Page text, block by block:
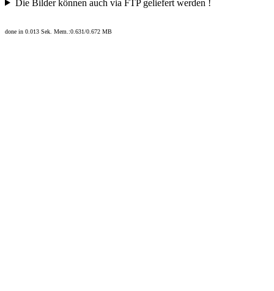
Die Bilder können auch via FTP geliefert werden !
done in 0.013 Sek. Mem.:0.631/0.672 MB